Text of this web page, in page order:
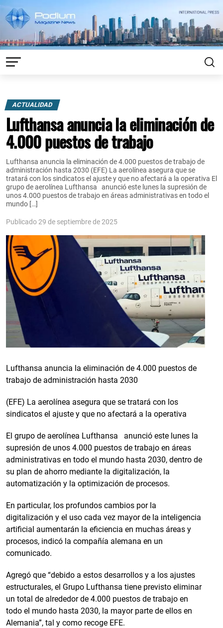
ACTUALIDAD
Lufthansa anuncia la eliminación de
4.000 puestos de trabajo
Lufthansa anuncia la eliminación de 4.000 puestos de trabajo de
administración hasta 2030 (EFE) La aerolínea asegura que se
tratará con los sindicatos el ajuste y que no afectará a la operativa El
grupo de aerolínea Lufthansa anunció este lunes la supresión de
unos 4.000 puestos de trabajo en áreas administrativas en todo el
mundo […]
Publicado 29 de septiembre de 2025
Lufthansa anuncia la eliminación de 4.000 puestos de
trabajo de administración hasta 2030
(EFE) La aerolínea asegura que se tratará con los
sindicatos el ajuste y que no afectará a la operativa
El grupo de aerolínea Lufthansa anunció este lunes la
supresión de unos 4.000 puestos de trabajo en áreas
administrativas en todo el mundo hasta 2030, dentro de
su plan de ahorro mediante la digitalización, la
automatización y la optimización de procesos.
En particular, los profundos cambios por la
digitalización y el uso cada vez mayor de la inteligencia
artificial aumentarán la eficiencia en muchas áreas y
procesos, indicó la compañía alemana en un
comunicado.
Agregó que “debido a estos desarrollos y a los ajustes
estructurales, el Grupo Lufthansa tiene previsto eliminar
un total de alrededor de 4.000 puestos de trabajo en
todo el mundo hasta 2030, la mayor parte de ellos en
Alemania”, tal y como recoge EFE.